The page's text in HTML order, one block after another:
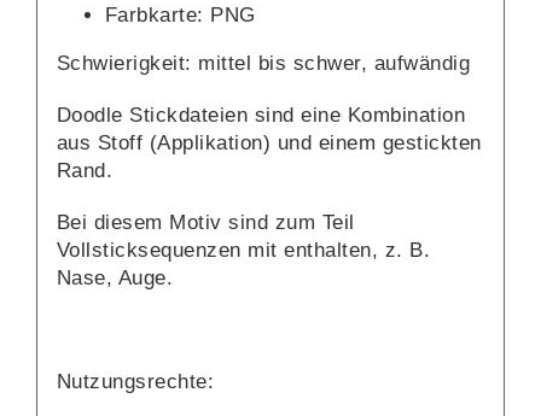
Farbkarte: PNG
Schwierigkeit: mittel bis schwer, aufwändig
Doodle Stickdateien sind eine Kombination
aus Stoff (Applikation) und einem gestickten
Rand.
Bei diesem Motiv sind zum Teil
Vollsticksequenzen mit enthalten, z. B.
Nase, Auge.
Nutzungsrechte: